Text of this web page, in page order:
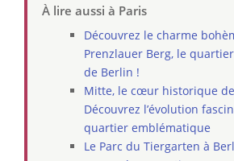
À lire aussi à Paris
Découvrez le charme
Prenzlauer Berg, le
de Berlin !
Mitte, le cœur historique
Découvrez l’évolution
quartier emblématique
Le Parc du Tiergarten à